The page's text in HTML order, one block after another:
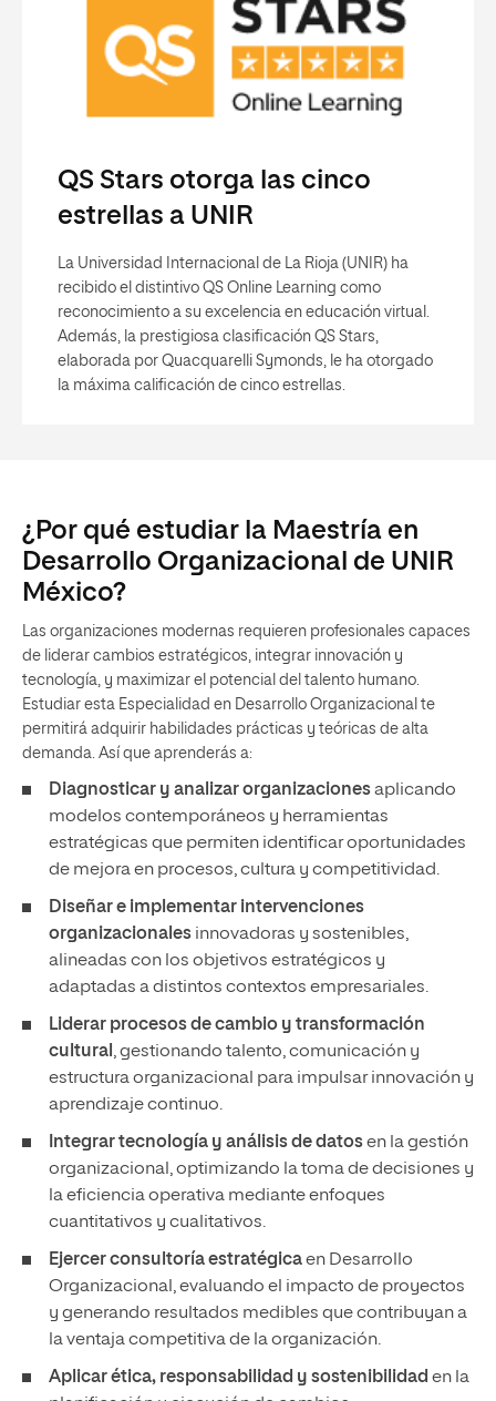
QS Stars otorga las cinco
estrellas a UNIR
La Universidad Internacional de La Rioja (UNIR) ha
recibido el distintivo QS Online Learning como
reconocimiento a su excelencia en educación virtual.
Además, la prestigiosa clasificación QS Stars,
elaborada por Quacquarelli Symonds, le ha otorgado
la máxima calificación de cinco estrellas.
¿Por qué estudiar la Maestría en
Desarrollo Organizacional de UNIR
México?
Las organizaciones modernas requieren profesionales capaces
de liderar cambios estratégicos, integrar innovación y
tecnología, y maximizar el potencial del talento humano.
Estudiar esta Especialidad en Desarrollo Organizacional te
permitirá adquirir habilidades prácticas y teóricas de alta
demanda. Así que aprenderás a:
Diagnosticar y analizar organizacionesaplicando
modelos contemporáneos y herramientas
estratégicas que permiten identificar oportunidades
de mejora en procesos, cultura y competitividad.
Diseñar e implementar intervenciones
organizacionales innovadoras y sostenibles,
alineadas con los objetivos estratégicos y
adaptadas a distintos contextos empresariales.
Liderar procesos de cambio y transformación
cultural , gestionando talento, comunicación y
estructura organizacional para impulsar innovación y
aprendizaje continuo.
Integrar tecnología y análisis de datosen la gestión
organizacional, optimizando la toma de decisiones y
la eficiencia operativa mediante enfoques
cuantitativos y cualitativos.
Ejercer consultoría estratégicaen Desarrollo
Organizacional, evaluando el impacto de proyectos
y generando resultados medibles que contribuyan a
la ventaja competitiva de la organización.
Aplicar ética, responsabilidad y sostenibilidad en la